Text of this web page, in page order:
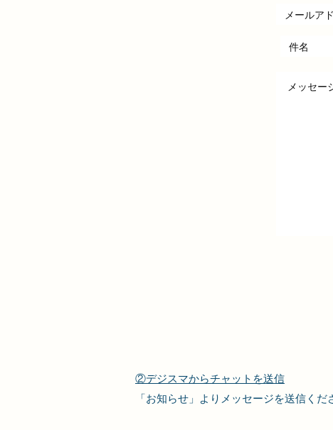
②デジスマからチャットを送信
「お知らせ」よりメッセージを送信く